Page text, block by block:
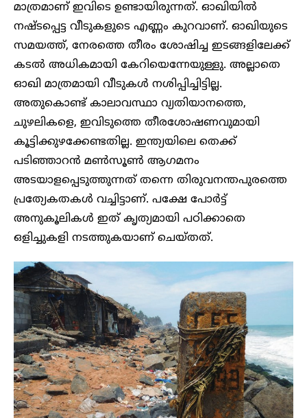
മാത്രമാണ് ഇവിടെ ഉണ്ടായിരുന്നത്. ഓഖിയിൽ
നഷ്ടപ്പെട്ട വീടുകളുടെ എണ്ണം കുറവാണ്. ഓഖിയുടെ
സമയത്ത്, നേരത്തെ തീരം ശോഷിച്ച ഇടങ്ങളിലേക്ക്
കടൽ അധികമായി കേറിയെന്നേയുള്ളു. അല്ലാതെ
ഓഖി മാത്രമായി വീടുകൾ നശിപ്പിച്ചിട്ടില്ല.
അതുകൊണ്ട് കാലാവസ്ഥാ വ്യതിയാനത്തെ,
ചുഴലികളെ, ഇവിടുത്തെ തീരശോഷണവുമായി
കൂട്ടിക്കുഴക്കേണ്ടതില്ല. ഇന്ത്യയിലെ തെക്ക്
പടിഞ്ഞാറൻ മൺസൂൺ ആഗമനം
അടയാളപ്പെടുത്തുന്നത് തന്നെ തിരുവനന്തപുരത്തെ
പ്രത്യേകതകൾ വച്ചിട്ടാണ്. പക്ഷേ പോർട്ട്
അനുകൂലികൾ ഇത് കൃത്യമായി പഠിക്കാതെ
ഒളിച്ചുകളി നടത്തുകയാണ് ചെയ്തത്.